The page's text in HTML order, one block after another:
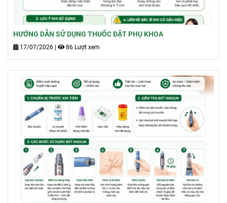
HƯỚNG DẪN SỬ DỤNG THUỐC ĐẶT PHỤ KHOA
17/07/2026 86 Lượt xem